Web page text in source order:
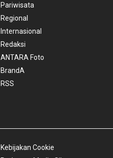
Pariwisata
Regional
Internasional
Redaksi
ANTARA Foto
BrandA
RSS
Kebijakan Cookie